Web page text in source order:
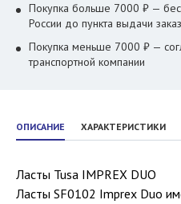
ОПИСАНИЕ ХАРАКТЕРИСТИКИ
Ласты Tusa IMPREX DUO
Ласты SF0102 Imprex Duo
Покупка больше 7000 ₽ —
России до пункта выдачи
Покупка меньше 7000 ₽ —
транспортной компании